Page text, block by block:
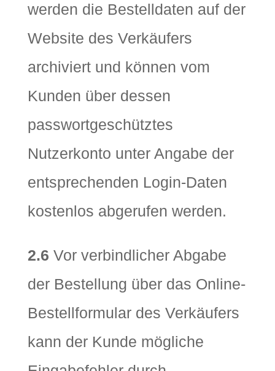
werden die Bestelldaten auf der
Website des Verkäufers
archiviert und können vom
Kunden über dessen
passwortgeschütztes
Nutzerkonto unter Angabe der
entsprechenden Login-Daten
kostenlos abgerufen werden.
2.6 Vor verbindlicher Abgabe
der Bestellung über das Online-
Bestellformular des Verkäufers
kann der Kunde mögliche